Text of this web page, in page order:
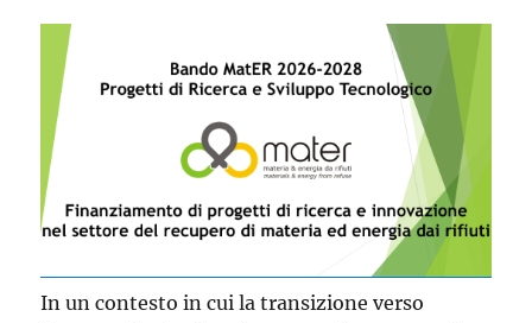
In un contesto in cui la transizione verso